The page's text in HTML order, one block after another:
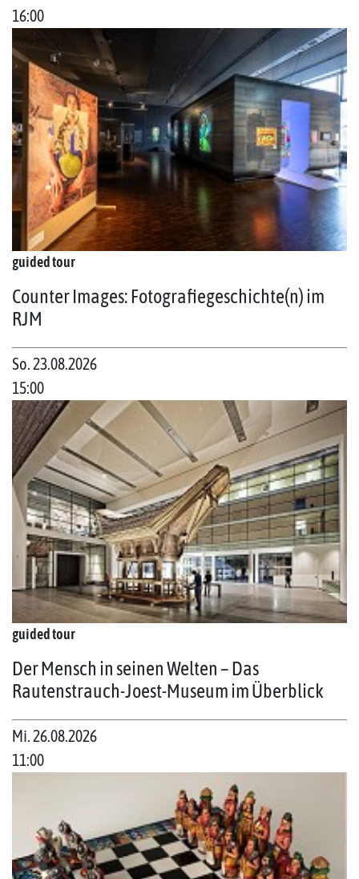
16:00
guided tour
Counter Images: Fotografiegeschichte(n) im
RJM
So. 23.08.2026
15:00
guided tour
Der Mensch in seinen Welten – Das
Rautenstrauch-Joest-Museum im Überblick
Mi. 26.08.2026
11:00